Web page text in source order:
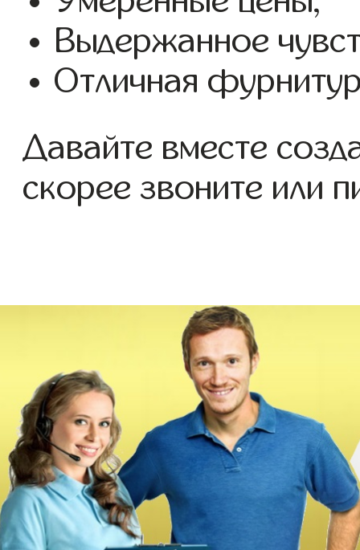
Выдержанное
Отличная
Давайте вместе
скорее звоните или